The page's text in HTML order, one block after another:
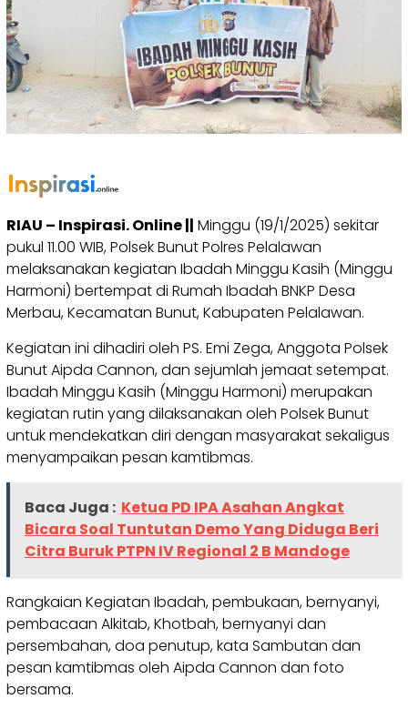
RIAU – Inspirasi. Online || Minggu (19/1/2025) sekitar
pukul 11.00 WIB, Polsek Bunut Polres Pelalawan
melaksanakan kegiatan Ibadah Minggu Kasih (Minggu
Harmoni) bertempat di Rumah Ibadah BNKP Desa
Merbau, Kecamatan Bunut, Kabupaten Pelalawan.
Kegiatan ini dihadiri oleh PS. Emi Zega, Anggota Polsek
Bunut Aipda Cannon, dan sejumlah jemaat setempat.
Ibadah Minggu Kasih (Minggu Harmoni) merupakan
kegiatan rutin yang dilaksanakan oleh Polsek Bunut
untuk mendekatkan diri dengan masyarakat sekaligus
menyampaikan pesan kamtibmas.
Baca Juga : Ketua PD IPA Asahan Angkat
Bicara Soal Tuntutan Demo Yang Diduga Beri
Citra Buruk PTPN IV Regional 2 B Mandoge
Rangkaian Kegiatan Ibadah, pembukaan, bernyanyi,
pembacaan Alkitab, Khotbah, bernyanyi dan
persembahan, doa penutup, kata Sambutan dan
pesan kamtibmas oleh Aipda Cannon dan foto
bersama.